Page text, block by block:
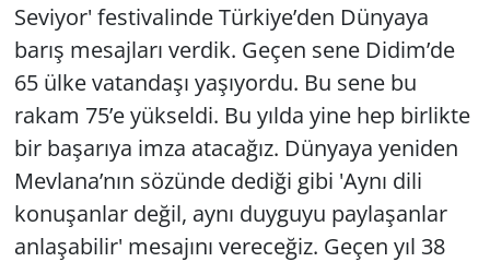
Seviyor' festivalinde Türkiye’den Dünyaya
barış mesajları verdik. Geçen sene Didim’de
65 ülke vatandaşı yaşıyordu. Bu sene bu
rakam 75’e yükseldi. Bu yılda yine hep birlikte
bir başarıya imza atacağız. Dünyaya yeniden
Mevlana’nın sözünde dediği gibi 'Aynı dili
konuşanlar değil, aynı duyguyu paylaşanlar
anlaşabilir' mesajını vereceğiz. Geçen yıl 38